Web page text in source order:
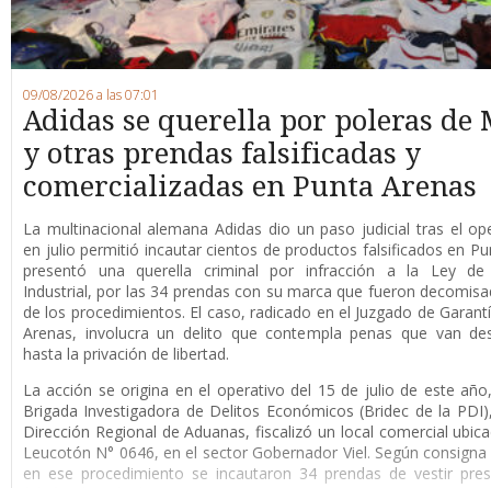
09/08/2026 a las 07:01
Adidas se querella por poleras de
y otras prendas falsificadas y
comercializadas en Punta Arenas
La multinacional alemana Adidas dio un paso judicial tras el
en julio permitió incautar cientos de productos falsificados en
presentó una querella criminal por infracción a la Ley de
Industrial, por las 34 prendas con su marca que fueron
de los procedimientos. El caso, radicado en el Juzgado de
Arenas, involucra un delito que contempla penas que van
hasta la privación de libertad.
La acción se origina en el operativo del 15 de julio de este
Brigada Investigadora de Delitos Económicos (Bridec de la
Dirección Regional de Aduanas, fiscalizó un local comercial
Leucotón N° 0646, en el sector Gobernador Viel. Según
en ese procedimiento se incautaron 34 prendas de vestir